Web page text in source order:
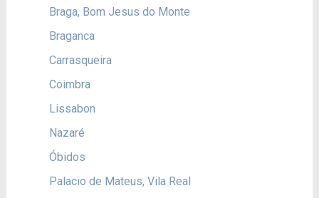
Braga, Bom Jesus do Monte
Braganca
Carrasqueira
Coimbra
Lissabon
Nazaré
Óbidos
Palacio de Mateus, Vila Real